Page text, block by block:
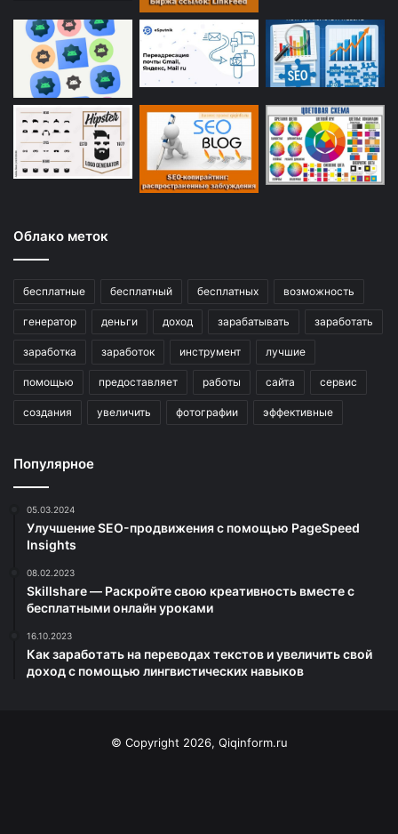
Облако меток
бесплатные бесплатный бесплатных возможность
генератор деньги доход зарабатывать заработать
заработка заработок инструмент лучшие
помощью предоставляет работы сайта сервис
создания увеличить фотографии эффективные
Популярное
05.03.2024
Улучшение SEO-продвижения с помощью PageSpeed
Insights
08.02.2023
Skillshare — Раскройте свою креативность вместе с
бесплатными онлайн уроками
16.10.2023
Как заработать на переводах текстов и увеличить свой
доход с помощью лингвистических навыков
© Copyright 2026, Qiqinform.ru